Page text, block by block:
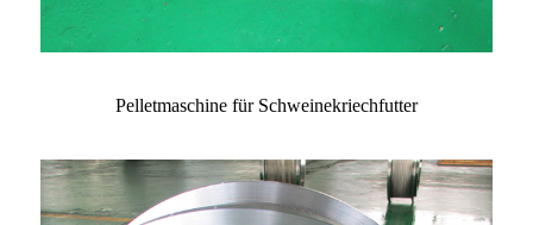
Pelletmaschine für Schweinekriechfutter